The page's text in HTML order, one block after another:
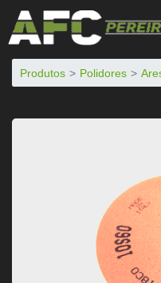
Produtos Polidores